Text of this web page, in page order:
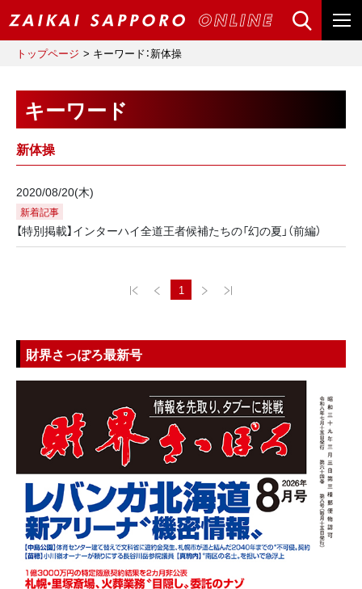
トップページ キーワード：新体操
キーワード
新体操
2020/08/20(木)
新着記事
【特別掲載】インターハイ全道王者候補たちの「幻の夏」（前編）
1
財界さっぽろ最新号